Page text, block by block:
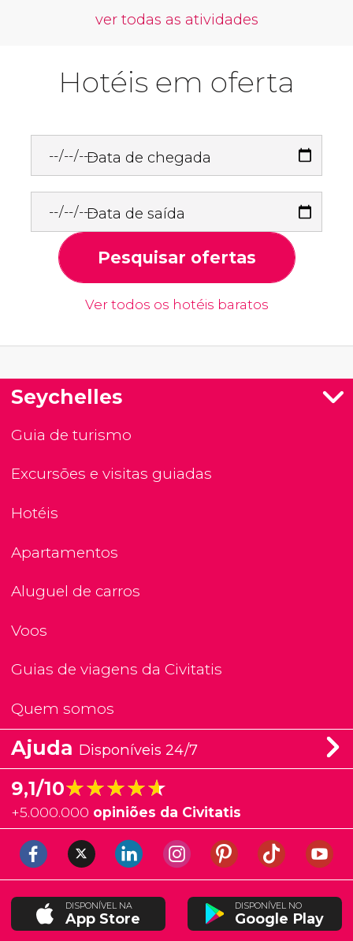
ver todas as atividades
Hotéis em oferta
Data de chegada
Data de saída
Pesquisar ofertas
Ver todos os hotéis baratos
Seychelles
Guia de turismo
Excursões e visitas guiadas
Hotéis
Apartamentos
Aluguel de carros
Voos
Guias de viagens da Civitatis
Quem somos
Ajuda Disponíveis 24/7
9,1/10★★★★★
★★★★★
+5.000.000 opiniões da Civitatis
DISPONÍVEL NA
App Store
DISPONÍVEL NO
Google Play